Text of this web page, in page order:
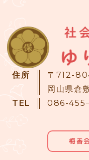
住所
〒712-
岡山県倉
TEL
086-
梅香会